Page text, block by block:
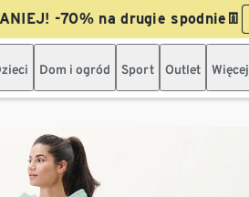
-70% na drugie spodnie👖
Dom i ogród Sport Outlet Więcej